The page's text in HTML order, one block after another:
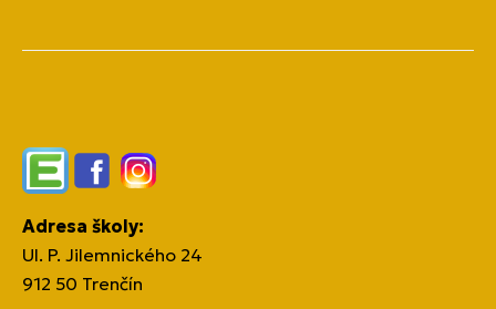
EdupageFacebookInstagram
Adresa školy:
Ul. P. Jilemnického 24
912 50 Trenčín